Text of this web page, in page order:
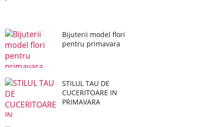
Bijuterii model flori
pentru primavara
STILUL TAU DE
CUCERITOARE IN
PRIMAVARA